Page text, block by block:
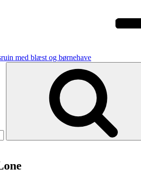
med blæst og børnehave